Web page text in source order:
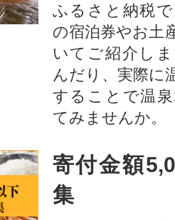
ふるさと納税
の宿泊券やお土
いてご紹介し
んだり、実際に
することで温
てみませんか。
寄付金額
集